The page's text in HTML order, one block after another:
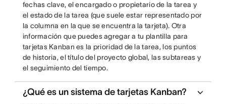
fechas clave, el encargado o propietario de la tarea y
el estado de la tarea (que suele estar representado por
la columna en la que se encuentra la tarjeta). Otra
información que puedes agregar a tu plantilla para
tarjetas Kanban es la prioridad de la tarea, los puntos
de historia, el título del proyecto global, las subtareas y
el seguimiento del tiempo.
¿Qué es un sistema de tarjetas Kanban?